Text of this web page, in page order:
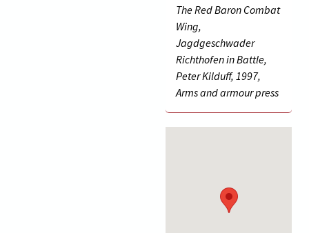
The Red Baron Combat
Wing,
Jagdgeschwader
Richthofen in Battle,
Peter Kilduff, 1997,
Arms and armour press